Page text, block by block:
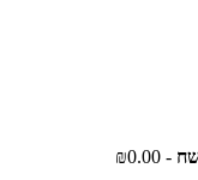
- ₪0.00